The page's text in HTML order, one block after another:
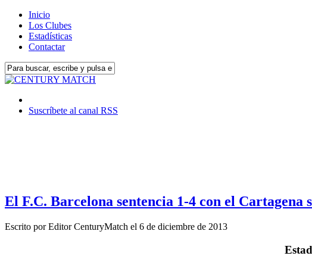
Inicio
Los Clubes
Estadísticas
Contactar
Suscríbete al canal RSS
El F.C. Barcelona sentencia 1-4 con el Cartagena
Escrito porEditor CenturyMatch el 6 de diciembre de 2013